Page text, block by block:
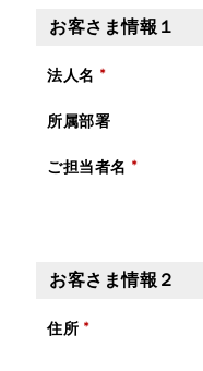
お客さま情報１
法人名
所属部署
ご担当者名
お客さま情報２
住所